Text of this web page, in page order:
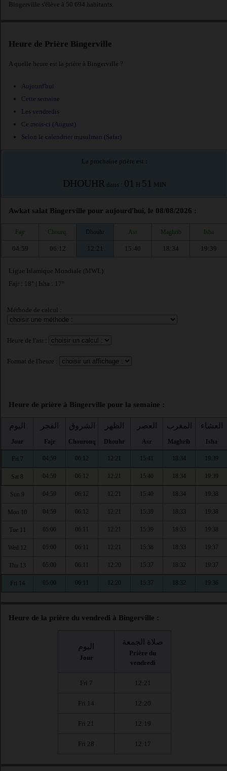
Bingerville s'élève à 50 694 habitants.
Heure de Prière Bingerville
A quelle heure est la prière à Bingerville ?
Aujourd'hui
Cette semaine
Les vendredis
Ce mois-ci (August)
Selon le calendrier musulman (Safar)
La prochaine prière est :
DHOUHR dans : 01 H 51 MIN
Awkat salat Bingerville pour aujourd'hui, le 08/08/2026 :
Fajr Chourq. Dhouhr Asr Maghrib Isha
04:59 06:12 12:21 15:40 18:34 19:39
Ligue Islamique Mondiale (MWL)
Fajr : 18° | Isha : 17°
Méthode de calcul :
Heure de l'asr :
Format de l'heure :
Heure de prière à Bingerville pour la semaine :
اليوم
Jour
الفجر
Fajr
الشروق
Chourouq
الظهر
Dhouhr
العصر
Asr
المغرب
Maghrib
العشاء
Isha
Fri 7 04:59 06:12 12:21 15:41 18:34 19:39
Sat 8 04:59 06:12 12:21 15:40 18:34 19:39
Sun 9 04:59 06:12 12:21 15:40 18:34 19:38
Mon 10 04:59 06:12 12:21 15:39 18:33 19:38
Tue 11 05:00 06:11 12:21 15:39 18:33 19:38
Wed 12 05:00 06:11 12:21 15:38 18:33 19:37
Thu 13 05:00 06:11 12:20 15:37 18:32 19:37
Fri 14 05:00 06:11 12:20 15:37 18:32 19:36
Heure de la prière du vendredi à Bingerville :
اليوم
Jour
صلاة الجمعة
Prière du
vendredi
Fri 7 12:21
Fri 14 12:20
Fri 21 12:19
Fri 28 12:17